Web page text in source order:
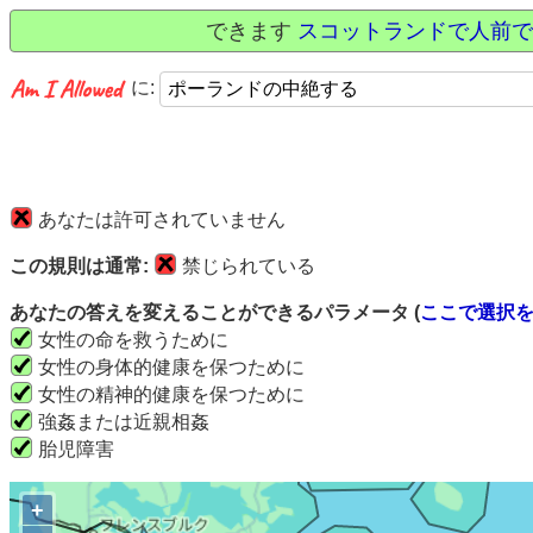
できます スコットランドで人前
に:
あなたは許可されていません
この規則は通常: 禁じられている
あなたの答えを変えることができるパラメータ (ここで選択
女性の命を救うために
女性の身体的健康を保つために
女性の精神的健康を保つために
強姦または近親相姦
胎児障害
+